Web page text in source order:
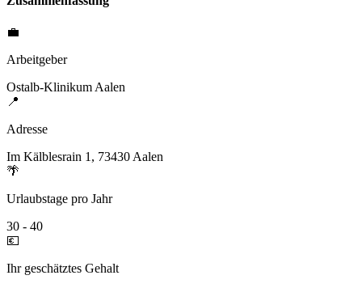
💼
Arbeitgeber
Ostalb-Klinikum Aalen
📍
Adresse
Im Kälblesrain 1, 73430 Aalen
🌴
Urlaubstage pro Jahr
30 - 40
💶
Ihr geschätztes Gehalt